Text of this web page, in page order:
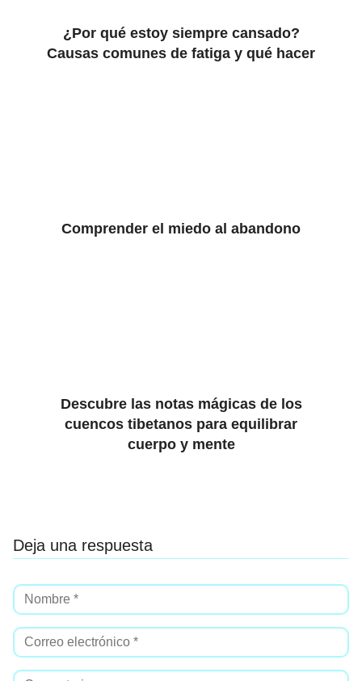
¿Por qué estoy siempre cansado?
Causas comunes de fatiga y qué hacer
Comprender el miedo al abandono
Descubre las notas mágicas de los
cuencos tibetanos para equilibrar
cuerpo y mente
Deja una respuesta